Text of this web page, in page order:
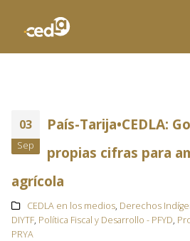
03
Sep
País-Tarija•CEDLA:
propias cifras para
agrícola
CEDLA en los medios, Derechos
DIYTF, Política Fiscal y Desarrollo - PFYD,
PRYA